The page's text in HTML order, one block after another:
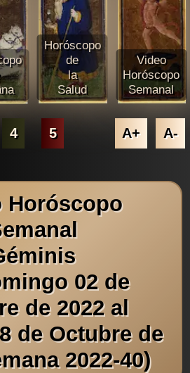
Horóscopo
de
la
Salud
Video
Horóscopo
Semanal
4 5 A+ A-
Horóscopo
02 de
de 2022 al
de Octubre de
2022-40)